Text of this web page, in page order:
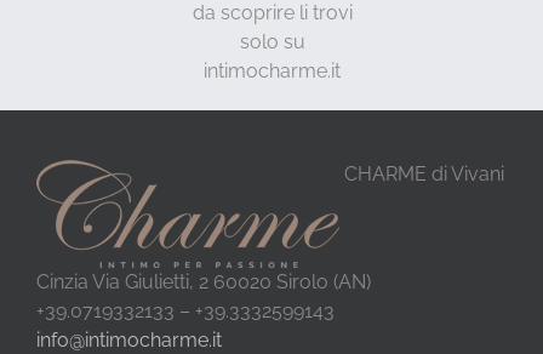
da scoprire li trovi
solo su
intimocharme.it
CHARME di Vivani
Cinzia Via Giulietti, 2 60020 Sirolo (AN)
+39.0719332133 – +39.3332599143
info@intimocharme.it